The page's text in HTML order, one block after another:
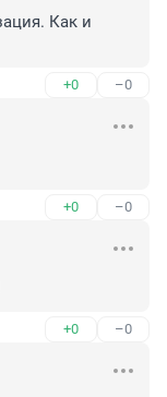
Как и
+0 –0
+0 –0
+0 –0